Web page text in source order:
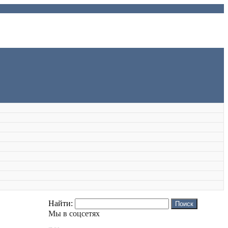
Найти:
Мы в соцсетях